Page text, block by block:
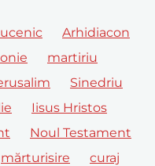
Arhidiacon
martiriu
Sinedriu
Iisus Hristos
Noul Testament
mărturisire curaj